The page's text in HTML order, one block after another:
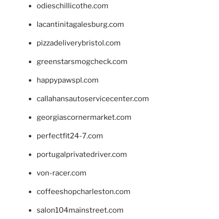
odieschillicothe.com
lacantinitagalesburg.com
pizzadeliverybristol.com
greenstarsmogcheck.com
happypawspl.com
callahansautoservicecenter.com
georgiascornermarket.com
perfectfit24-7.com
portugalprivatedriver.com
von-racer.com
coffeeshopcharleston.com
salon104mainstreet.com